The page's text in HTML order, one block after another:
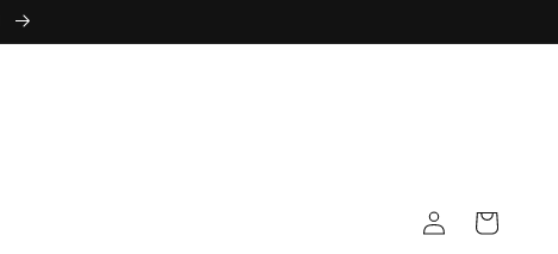
sesión
Carrito